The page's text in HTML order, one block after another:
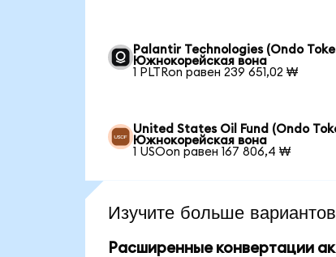
Palantir Technologies (Ondo
Южнокорейская вона
1 PLTRon равен 239 651,02 ₩
United States Oil Fund (Ondo
Южнокорейская вона
1 USOon равен 167 806,4 ₩
Изучите больше
Расширенные конвертации